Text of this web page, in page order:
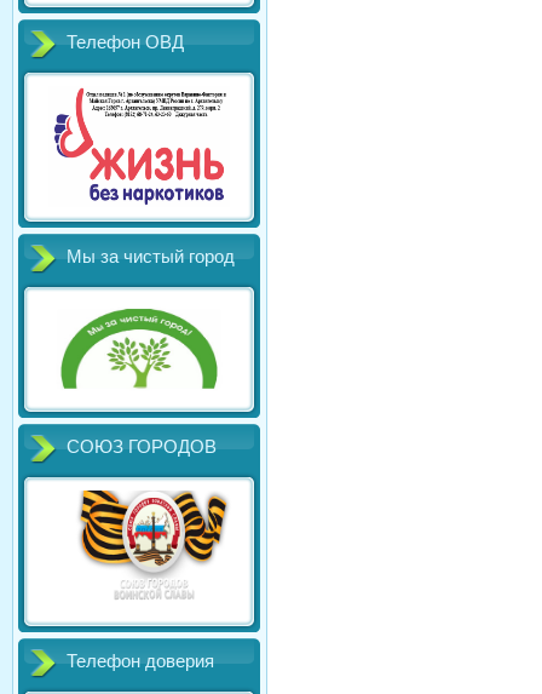
Телефон ОВД
Мы за чистый город
СОЮЗ ГОРОДОВ
Телефон доверия